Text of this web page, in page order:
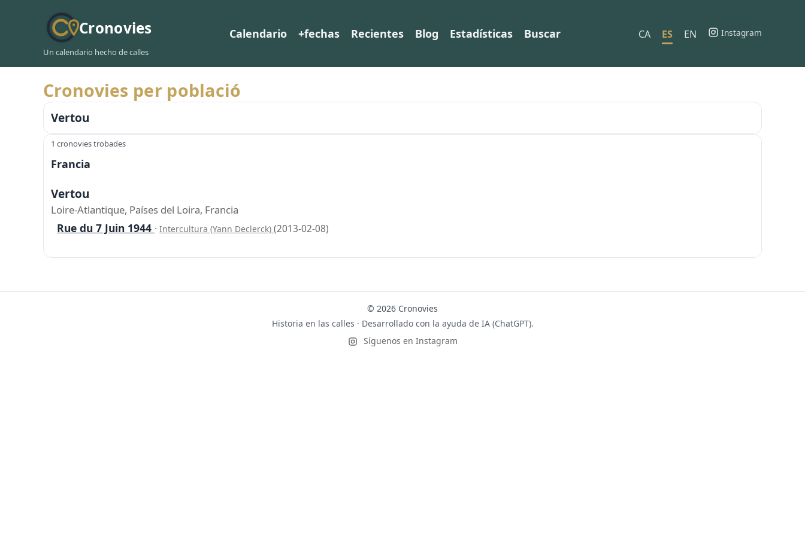
Cronovies
Un calendario hecho de calles
Calendario +fechas Recientes Blog Estadísticas Buscar CA ES EN Instagram
Cronovies per població
Vertou
1 cronovies trobades
Francia
Vertou
Loire-Atlantique, Países del Loira, Francia
Rue du 7 Juin 1944 · Intercultura (Yann Declerck) (2013-02-08)
© 2026 Cronovies
Historia en las calles · Desarrollado con la ayuda de IA (ChatGPT).
Síguenos en Instagram